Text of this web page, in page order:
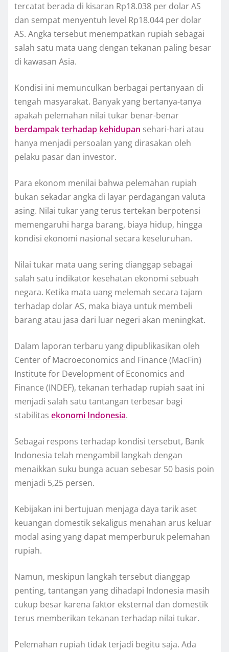
tercatat berada di kisaran Rp18.038 per dolar AS
dan sempat menyentuh level Rp18.044 per dolar
AS. Angka tersebut menempatkan rupiah sebagai
salah satu mata uang dengan tekanan paling besar
di kawasan Asia.
Kondisi ini memunculkan berbagai pertanyaan di
tengah masyarakat. Banyak yang bertanya-tanya
apakah pelemahan nilai tukar benar-benar
berdampak terhadap kehidupan sehari-hari atau
hanya menjadi persoalan yang dirasakan oleh
pelaku pasar dan investor.
Para ekonom menilai bahwa pelemahan rupiah
bukan sekadar angka di layar perdagangan valuta
asing. Nilai tukar yang terus tertekan berpotensi
memengaruhi harga barang, biaya hidup, hingga
kondisi ekonomi nasional secara keseluruhan.
Nilai tukar mata uang sering dianggap sebagai
salah satu indikator kesehatan ekonomi sebuah
negara. Ketika mata uang melemah secara tajam
terhadap dolar AS, maka biaya untuk membeli
barang atau jasa dari luar negeri akan meningkat.
Dalam laporan terbaru yang dipublikasikan oleh
Center of Macroeconomics and Finance (MacFin)
Institute for Development of Economics and
Finance (INDEF), tekanan terhadap rupiah saat ini
menjadi salah satu tantangan terbesar bagi
stabilitas ekonomi Indonesia.
Sebagai respons terhadap kondisi tersebut, Bank
Indonesia telah mengambil langkah dengan
menaikkan suku bunga acuan sebesar 50 basis poin
menjadi 5,25 persen.
Kebijakan ini bertujuan menjaga daya tarik aset
keuangan domestik sekaligus menahan arus keluar
modal asing yang dapat memperburuk pelemahan
rupiah.
Namun, meskipun langkah tersebut dianggap
penting, tantangan yang dihadapi Indonesia masih
cukup besar karena faktor eksternal dan domestik
terus memberikan tekanan terhadap nilai tukar.
Pelemahan rupiah tidak terjadi begitu saja. Ada